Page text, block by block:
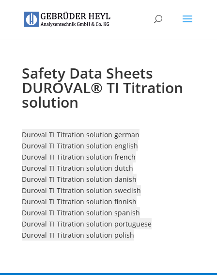
Safety Data Sheets
DUROVAL® TI Titration
solution
Duroval TI Titration solution german
Duroval TI Titration solution english
Duroval TI Titration solution french
Duroval TI Titration solution dutch
Duroval TI Titration solution danish
Duroval TI Titration solution swedish
Duroval TI Titration solution finnish
Duroval TI Titration solution spanish
Duroval TI Titration solution portuguese
Duroval TI Titration solution polish